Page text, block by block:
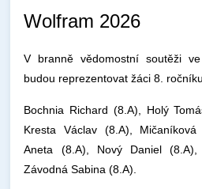
Wolfram 2026
V branně vědomostní soutěži
budou reprezentovat žáci 8.
Bochnia Richard (8.A), Holý
Kresta Václav (8.A),
Aneta (8.A), Nový Daniel (8.A),
Závodná Sabina (8.A).